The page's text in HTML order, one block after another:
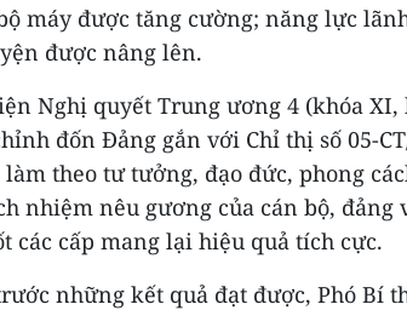
máy được tăng cường; năng lực
được nâng lên.
Nghị quyết Trung ương 4 (khóa
đốn Đảng gắn với Chỉ thị số 05-
làm theo tư tưởng, đạo đức, phong
nhiệm nêu gương của cán bộ, đảng
các cấp mang lại hiệu quả tích cực.
những kết quả đạt được, Phó Bí